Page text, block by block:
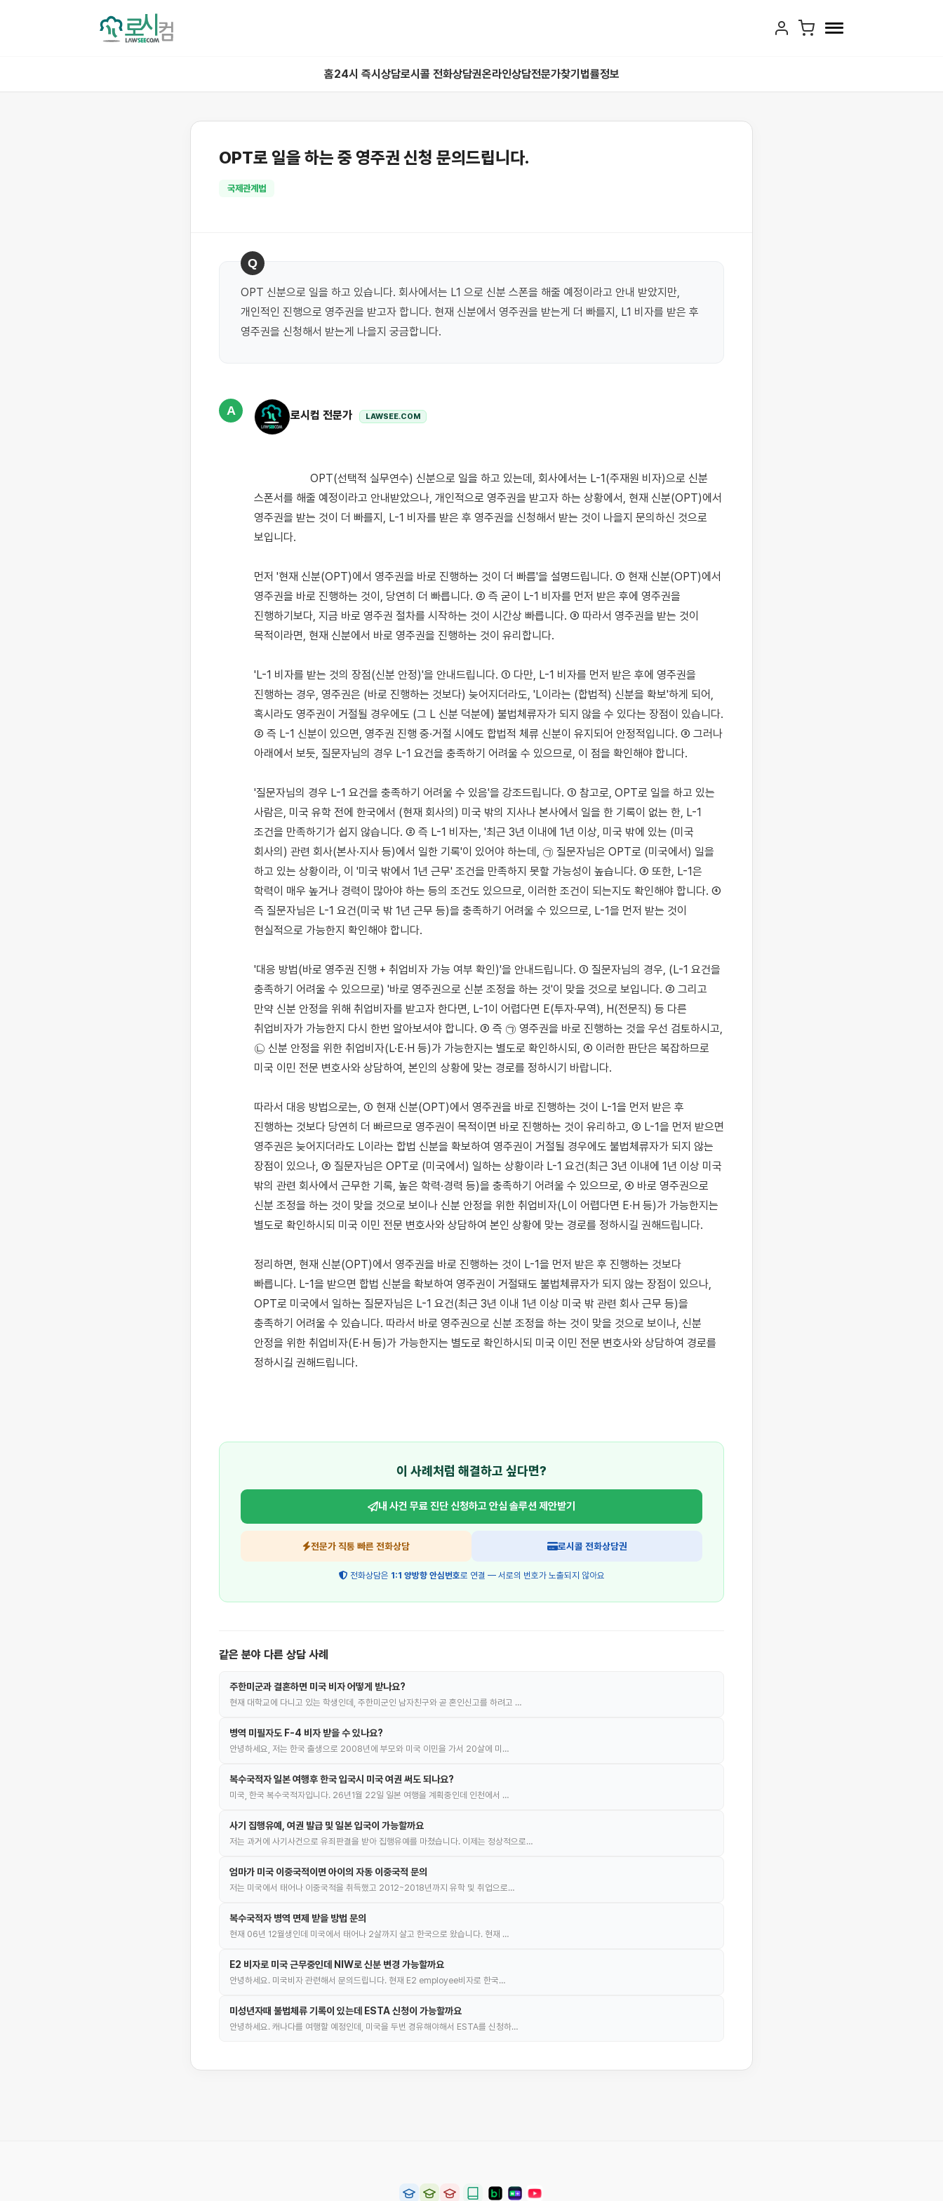
홈24시 즉시상담로시콜 전화상담권온라인상담전문가찾기 법률정보
OPT로 일을 하는 중 영주권 신청 문의드립니다.
국제관계법
Q
OPT 신분으로 일을 하고 있습니다. 회사에서는 L1 으로 신분 스폰을 해줄 예정이라고 안내 받았지만,
개인적인 진행으로 영주권을 받고자 합니다. 현재 신분에서 영주권을 받는게 더 빠를지, L1 비자를 받은 후
영주권을 신청해서 받는게 나을지 궁금합니다.
A 로시컴 전문가 LAWSEE.COM
스폰서를 해줄 예정이라고 안내받았으나, 개인적으로 영주권을 받고자 하는 상황에서, 현재 신분(OPT)에서
영주권을 받는 것이 더 빠를지, L-1 비자를 받은 후 영주권을 신청해서 받는 것이 나을지 문의하신 것으로
보입니다.
먼저 '현재 신분(OPT)에서 영주권을 바로 진행하는 것이 더 빠름'을 설명드립니다. ① 현재 신분(OPT)에서
영주권을 바로 진행하는 것이, 당연히 더 빠릅니다. ② 즉 굳이 L-1 비자를 먼저 받은 후에 영주권을
진행하기보다, 지금 바로 영주권 절차를 시작하는 것이 시간상 빠릅니다. ③ 따라서 영주권을 받는 것이
목적이라면, 현재 신분에서 바로 영주권을 진행하는 것이 유리합니다.
'L-1 비자를 받는 것의 장점(신분 안정)'을 안내드립니다. ① 다만, L-1 비자를 먼저 받은 후에 영주권을
진행하는 경우, 영주권은 (바로 진행하는 것보다) 늦어지더라도, 'L이라는 (합법적) 신분을 확보'하게 되어,
혹시라도 영주권이 거절될 경우에도 (그 L 신분 덕분에) 불법체류자가 되지 않을 수 있다는 장점이 있습니다.
② 즉 L-1 신분이 있으면, 영주권 진행 중·거절 시에도 합법적 체류 신분이 유지되어 안정적입니다. ③ 그러나
아래에서 보듯, 질문자님의 경우 L-1 요건을 충족하기 어려울 수 있으므로, 이 점을 확인해야 합니다.
'질문자님의 경우 L-1 요건을 충족하기 어려울 수 있음'을 강조드립니다. ① 참고로, OPT로 일을 하고 있는
사람은, 미국 유학 전에 한국에서 (현재 회사의) 미국 밖의 지사나 본사에서 일을 한 기록이 없는 한, L-1
조건을 만족하기가 쉽지 않습니다. ② 즉 L-1 비자는, '최근 3년 이내에 1년 이상, 미국 밖에 있는 (미국
회사의) 관련 회사(본사·지사 등)에서 일한 기록'이 있어야 하는데, ㉠ 질문자님은 OPT로 (미국에서) 일을
하고 있는 상황이라, 이 '미국 밖에서 1년 근무' 조건을 만족하지 못할 가능성이 높습니다. ③ 또한, L-1은
학력이 매우 높거나 경력이 많아야 하는 등의 조건도 있으므로, 이러한 조건이 되는지도 확인해야 합니다. ④
즉 질문자님은 L-1 요건(미국 밖 1년 근무 등)을 충족하기 어려울 수 있으므로, L-1을 먼저 받는 것이
현실적으로 가능한지 확인해야 합니다.
'대응 방법(바로 영주권 진행 + 취업비자 가능 여부 확인)'을 안내드립니다. ① 질문자님의 경우, (L-1 요건을
충족하기 어려울 수 있으므로) '바로 영주권으로 신분 조정을 하는 것'이 맞을 것으로 보입니다. ② 그리고
만약 신분 안정을 위해 취업비자를 받고자 한다면, L-1이 어렵다면 E(투자·무역), H(전문직) 등 다른
취업비자가 가능한지 다시 한번 알아보셔야 합니다. ③ 즉 ㉠ 영주권을 바로 진행하는 것을 우선 검토하시고,
㉡ 신분 안정을 위한 취업비자(L·E·H 등)가 가능한지는 별도로 확인하시되, ④ 이러한 판단은 복잡하므로
미국 이민 전문 변호사와 상담하여, 본인의 상황에 맞는 경로를 정하시기 바랍니다.
따라서 대응 방법으로는, ① 현재 신분(OPT)에서 영주권을 바로 진행하는 것이 L-1을 먼저 받은 후
진행하는 것보다 당연히 더 빠르므로 영주권이 목적이면 바로 진행하는 것이 유리하고, ② L-1을 먼저 받으면
영주권은 늦어지더라도 L이라는 합법 신분을 확보하여 영주권이 거절될 경우에도 불법체류자가 되지 않는
장점이 있으나, ③ 질문자님은 OPT로 (미국에서) 일하는 상황이라 L-1 요건(최근 3년 이내에 1년 이상 미국
밖의 관련 회사에서 근무한 기록, 높은 학력·경력 등)을 충족하기 어려울 수 있으므로, ④ 바로 영주권으로
신분 조정을 하는 것이 맞을 것으로 보이나 신분 안정을 위한 취업비자(L이 어렵다면 E·H 등)가 가능한지는
별도로 확인하시되 미국 이민 전문 변호사와 상담하여 본인 상황에 맞는 경로를 정하시길 권해드립니다.
정리하면, 현재 신분(OPT)에서 영주권을 바로 진행하는 것이 L-1을 먼저 받은 후 진행하는 것보다
빠릅니다. L-1을 받으면 합법 신분을 확보하여 영주권이 거절돼도 불법체류자가 되지 않는 장점이 있으나,
OPT로 미국에서 일하는 질문자님은 L-1 요건(최근 3년 이내 1년 이상 미국 밖 관련 회사 근무 등)을
충족하기 어려울 수 있습니다. 따라서 바로 영주권으로 신분 조정을 하는 것이 맞을 것으로 보이나, 신분
안정을 위한 취업비자(E·H 등)가 가능한지는 별도로 확인하시되 미국 이민 전문 변호사와 상담하여 경로를
정하시길 권해드립니다.
이 사례처럼 해결하고 싶다면?
내 사건 무료 진단 신청하고안심 솔루션 제안받기
전문가 직통 빠른 전화상담 로시콜 전화상담권
전화상담은 1:1 양방향 안심번호로 연결 — 서로의 번호가 노출되지 않아요
같은 분야 다른 상담 사례
주한미군과 결혼하면 미국 비자 어떻게 받나요?
현재 대학교에 다니고 있는 학생인데, 주한미군인 남자친구와 곧 혼인신고를 하려고 …
병역 미필자도 F-4 비자 받을 수 있나요?
안녕하세요, 저는 한국 출생으로 2008년에 부모와 미국 이민을 가서 20살에 미…
복수국적자 일본 여행후 한국 입국시 미국 여권 써도 되나요?
미국, 한국 복수국적자입니다. 26년1월 22일 일본 여행을 계획중인데 인천에서 …
사기 집행유예, 여권 발급 및 일본 입국이 가능할까요
저는 과거에 사기사건으로 유죄판결을 받아 집행유예를 마쳤습니다. 이제는 정상적으로…
엄마가 미국 이중국적이면 아이의 자동 이중국적 문의
저는 미국에서 태어나 이중국적을 취득했고 2012~2018년까지 유학 및 취업으로…
복수국적자 병역 면제 받을 방법 문의
현재 06년 12월생인데 미국에서 태어나 2살까지 살고 한국으로 왔습니다. 현재 …
E2 비자로 미국 근무중인데 NIW로 신분 변경 가능할까요
안녕하세요. 미국비자 관련해서 문의드립니다. 현재 E2 employee비자로 한국…
미성년자때 불법체류 기록이 있는데 ESTA 신청이 가능할까요
안녕하세요. 캐나다를 여행할 예정인데, 미국을 두번 경유해야해서 ESTA를 신청하…